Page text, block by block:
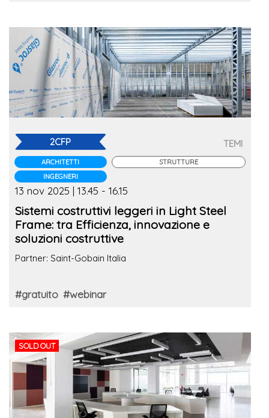
2CFP
ARCHITETTI
INGEGNERI
TEMI
STRUTTURE
13 nov 2025 | 13.45 - 16.15
Sistemi costruttivi leggeri in Light Steel
Frame: tra Efficienza, innovazione e
soluzioni costruttive
Partner: Saint-Gobain Italia
#gratuito #webinar
SOLD OUT